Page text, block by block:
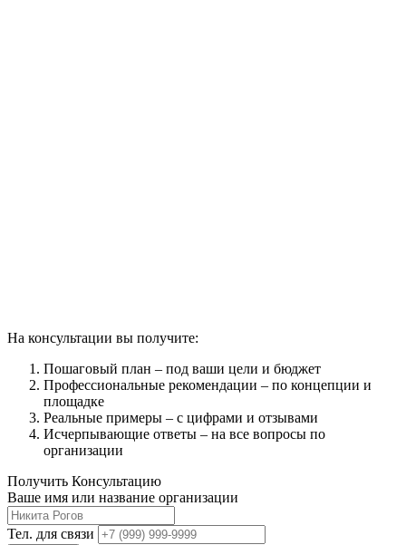
На консультации вы получите:
Пошаговый план – под ваши цели и бюджет
Профессиональные рекомендации – по концепции и
площадке
Реальные примеры – с цифрами и отзывами
Исчерпывающие ответы – на все вопросы по
организации
Получить Консультацию
Ваше имя или название организации
Тел. для связи